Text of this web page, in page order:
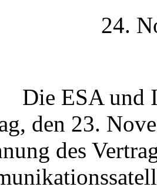
24.
Die ESA und
den 23.
des